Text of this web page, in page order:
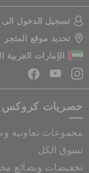
تسجيل الدخول
تحديد موقع المتجر
الإمارات العربية
حصريات كروكس
مجموعات تعاونية
تسوق الكل
تخفيضات وبضائع